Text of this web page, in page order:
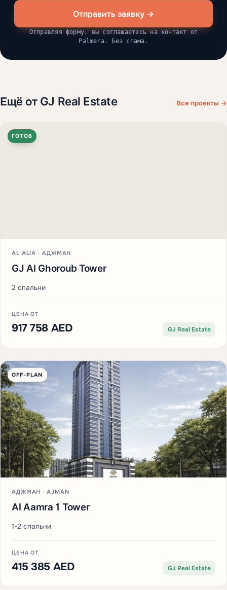
Отправить заявку →
Отправляя форму, вы соглашаетесь на контакт от
Palmera. Без спама.
Ещё от GJ Real Estate Все проекты →
ГОТОВ
AL ALIA · АДЖМАН
GJ Al Ghoroub Tower
2 спальни
ЦЕНА ОТ
917 758 AED GJ Real Estate
OFF-PLAN
АДЖМАН · AJMAN
Al Aamra 1 Tower
1-2 спальни
ЦЕНА ОТ
415 385 AED GJ Real Estate